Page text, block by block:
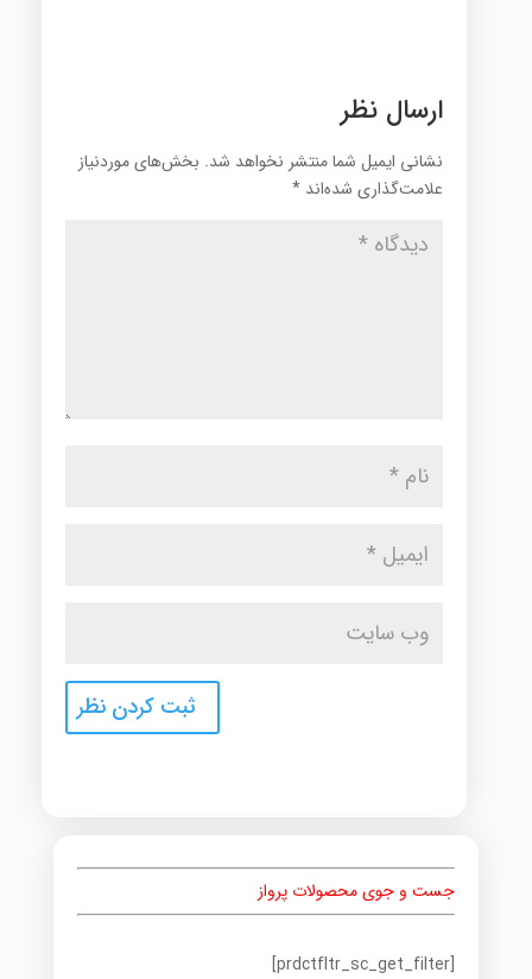
ارسال نظر
نشانی ایمیل شما منتشر نخواهد شد. بخش‌های موردنیاز
علامت‌گذاری شده‌اند *
جست و جوی محصولات پرواز
[prdctfltr_sc_get_filter]